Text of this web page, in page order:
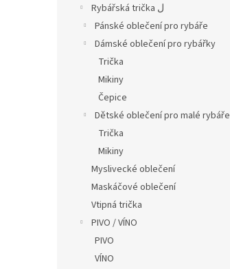
Rybářská trička ل
Pánské oblečení pro rybáře
Dámské oblečení pro rybářky
Trička
Mikiny
Čepice
Dětské oblečení pro malé rybáře
Trička
Mikiny
Myslivecké oblečení
Maskáčové oblečení
Vtipná trička
PIVO / VÍNO
PIVO
VÍNO